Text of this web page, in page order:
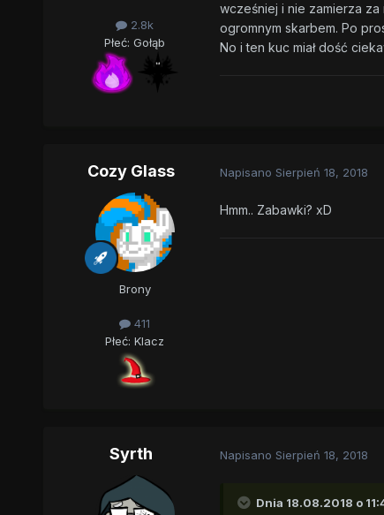
2.8k
Płeć: Gołąb
wcześniej i nie zamierza
ogromnym skarbem. Po
No i ten kuc miał dość
Cozy Glass
Brony
411
Płeć: Klacz
Napisano Sierpień 18, 2018
Hmm.. Zabawki? xD
Syrth Napisano Sierpień 18, 2018
Dnia 18.08.2018 o